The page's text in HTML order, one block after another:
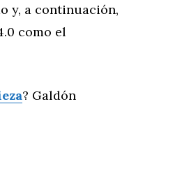
y, a continuación,
como el
? Galdón